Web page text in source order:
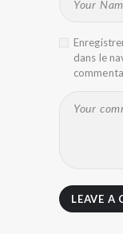
dans le